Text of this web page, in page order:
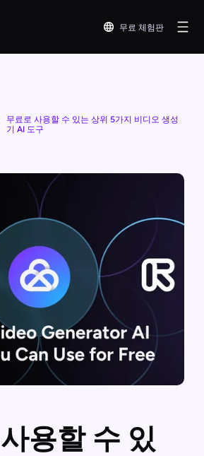
무료 체험판
무료로 사용할 수 있는 상위 5가지 비디오 생성
기 AI 도구
용할 수 있